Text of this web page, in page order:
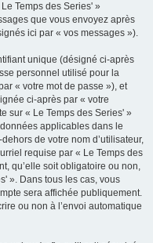
Temps des Series' »
que vous envoyez après
ici par « vos messages »).
unique (désigné ci-après
personnel utilisé pour la
« votre mot de passe »), et
ci-après par « votre
sur « Le Temps des Series' »
applicables dans le
de votre nom d’utilisateur,
requise par « Le Temps des
qu’elle soit obligatoire ou non,
». Dans tous les cas, vous
sera affichée publiquement.
ou non à l’envoi automatique